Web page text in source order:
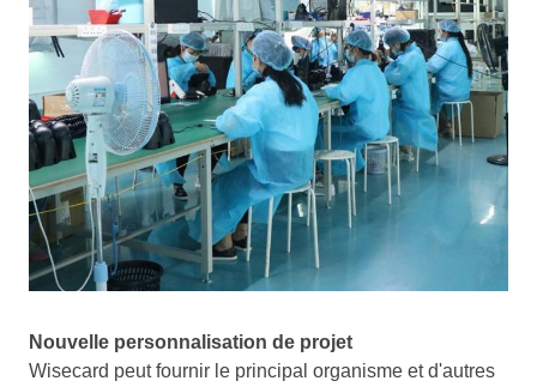
Nouvelle personnalisation de projet
Wisecard peut fournir le principal organisme et d'autres